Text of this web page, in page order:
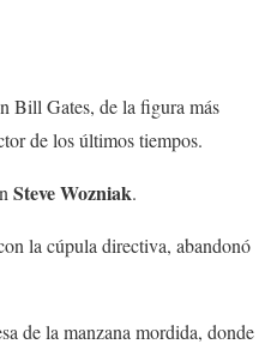
Bill Gates, de la figura más
de los últimos tiempos.
Steve Wozniak.
la cúpula directiva, abandonó
de la manzana mordida, donde